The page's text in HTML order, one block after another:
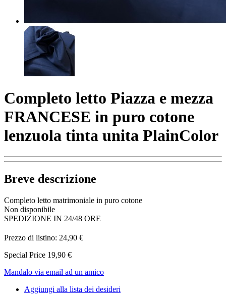
Completo letto Piazza e mezza
FRANCESE in puro cotone
lenzuola tinta unita PlainColor
Breve descrizione
Completo letto matrimoniale in puro cotone
Non disponibile
SPEDIZIONE IN 24/48 ORE
Prezzo di listino: 24,90 €
Special Price 19,90 €
Mandalo via email ad un amico
Aggiungi alla lista dei desideri